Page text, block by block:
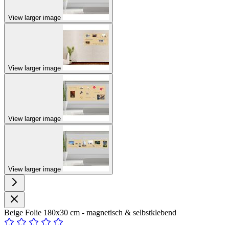
View larger image
View larger image
View larger image
View larger image
Beige Folie 180x30 cm - magnetisch & selbstklebend